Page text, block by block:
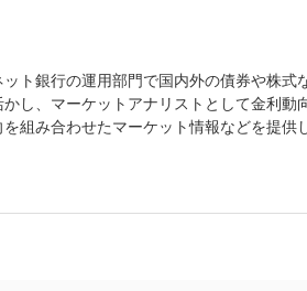
ト銀行の運用部門で国内外の債券や株
かし、マーケットアナリストとして金利
組み合わせたマーケット情報などを提供